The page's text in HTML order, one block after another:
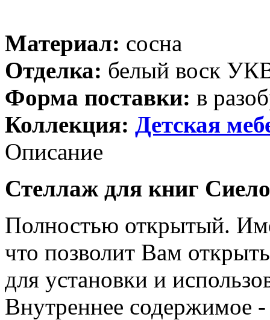
Материал: сосна
Отделка: белый воск
Форма поставки: в
Коллекция: Детская
Описание
Стеллаж для книг
Полностью открытый.
что позволит Вам
для установки и
Внутреннее содержимое